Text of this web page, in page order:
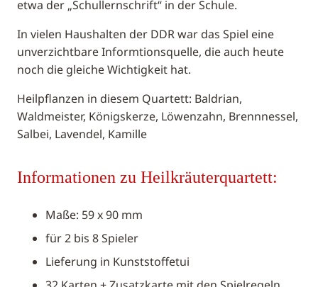
etwa der „Schullernschrift“ in der Schule.
In vielen Haushalten der DDR war das Spiel eine
unverzichtbare Informtionsquelle, die auch heute
noch die gleiche Wichtigkeit hat.
Heilpflanzen in diesem Quartett: Baldrian,
Waldmeister, Königskerze, Löwenzahn, Brennnessel,
Salbei, Lavendel, Kamille
Informationen zu Heilkräuterquartett:
Maße: 59 x 90 mm
für 2 bis 8 Spieler
Lieferung in Kunststoffetui